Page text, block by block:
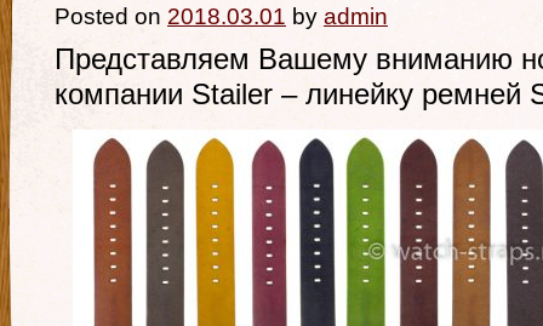
Posted on 2018.03.01 by admin
Представляем Вашему вниманию
компании Stailer – линейку ремней